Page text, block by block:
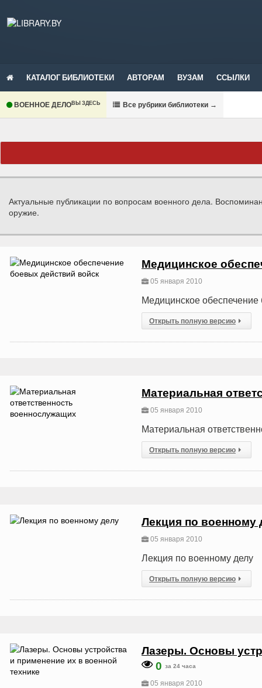
КАТАЛОГ БИБЛИОТЕКИ АВТОРАМ ВУЗАМ ССЫЛКИ
ВОЕННОЕ ДЕЛОВЫ ЗДЕСЬ Все рубрики библиотеки →
Актуальные публикации по вопросам военного дела.
оружие.
Медицинское
05 января 2010
Медицинское
Открыть полную версию
Материальная
05 января 2010
Материальная
Открыть полную версию
Лекция по военному
05 января 2010
Лекция по военному делу
Открыть полную версию
Лазеры. Основы
0 за 24 часа
05 января 2010